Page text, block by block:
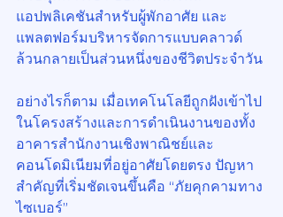
แอปพลิเคชันสำหรับผู้พักอาศัย และ
แพลตฟอร์มบริหารจัดการแบบคลาวด์
ล้วนกลายเป็นส่วนหนึ่งของชีวิตประจำวัน
อย่างไรก็ตาม เมื่อเทคโนโลยีถูกฝังเข้าไป
ในโครงสร้างและการดำเนินงานของทั้ง
อาคารสำนักงานเชิงพาณิชย์และ
คอนโดมิเนียมที่อยู่อาศัยโดยตรง ปัญหา
สำคัญที่เริ่มชัดเจนขึ้นคือ “ภัยคุกคามทาง
ไซเบอร์”